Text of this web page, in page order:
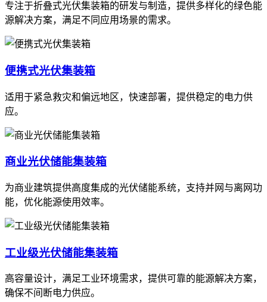
专注于折叠式光伏集装箱的研发与制造，提供多样化的绿色能
源解决方案，满足不同应用场景的需求。
便携式光伏集装箱
适用于紧急救灾和偏远地区，快速部署，提供稳定的电力供
应。
商业光伏储能集装箱
为商业建筑提供高度集成的光伏储能系统，支持并网与离网功
能，优化能源使用效率。
工业级光伏储能集装箱
高容量设计，满足工业环境需求，提供可靠的能源解决方案，
确保不间断电力供应。